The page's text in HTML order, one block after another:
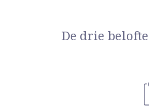
De drie